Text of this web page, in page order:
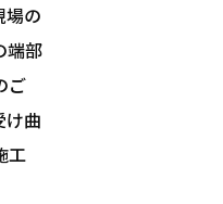
場の
端部
ご
け曲
工